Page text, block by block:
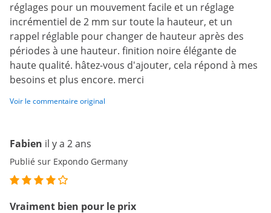
réglages pour un mouvement facile et un réglage
incrémentiel de 2 mm sur toute la hauteur, et un
rappel réglable pour changer de hauteur après des
périodes à une hauteur. finition noire élégante de
haute qualité. hâtez-vous d'ajouter, cela répond à mes
besoins et plus encore. merci
Voir le commentaire original
Fabien il y a 2 ans
Publié sur Expondo Germany
Vraiment bien pour le prix